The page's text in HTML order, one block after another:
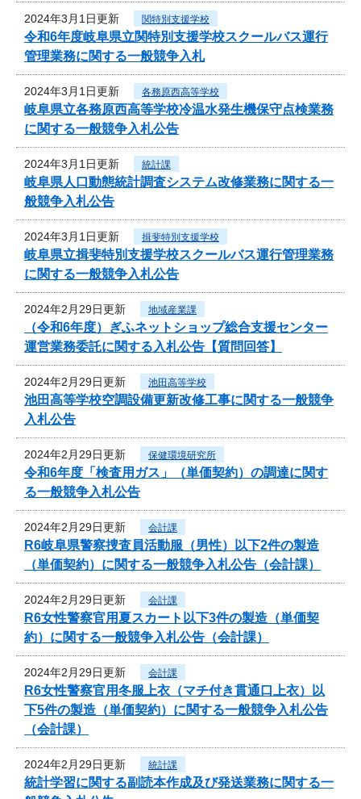
2024年3月1日更新 関特別支援学校
令和6年度岐阜県立関特別支援学校スクールバス運行
管理業務に関する一般競争入札
2024年3月1日更新 各務原西高等学校
岐阜県立各務原西高等学校冷温水発生機保守点検業務
に関する一般競争入札公告
2024年3月1日更新 統計課
岐阜県人口動態統計調査システム改修業務に関する一
般競争入札公告
2024年3月1日更新 揖斐特別支援学校
岐阜県立揖斐特別支援学校スクールバス運行管理業務
に関する一般競争入札公告
2024年2月29日更新 地域産業課
（令和6年度）ぎふネットショップ総合支援センター
運営業務委託に関する入札公告【質問回答】
2024年2月29日更新 池田高等学校
池田高等学校空調設備更新改修工事に関する一般競争
入札公告
2024年2月29日更新 保健環境研究所
令和6年度「検査用ガス」（単価契約）の調達に関す
る一般競争入札公告
2024年2月29日更新 会計課
R6岐阜県警察捜査員活動服（男性）以下2件の製造
（単価契約）に関する一般競争入札公告（会計課）
2024年2月29日更新 会計課
R6女性警察官用夏スカート以下3件の製造（単価契
約）に関する一般競争入札公告（会計課）
2024年2月29日更新 会計課
R6女性警察官用冬服上衣（マチ付き貫通口上衣）以
下5件の製造（単価契約）に関する一般競争入札公告
（会計課）
2024年2月29日更新 統計課
統計学習に関する副読本作成及び発送業務に関する一